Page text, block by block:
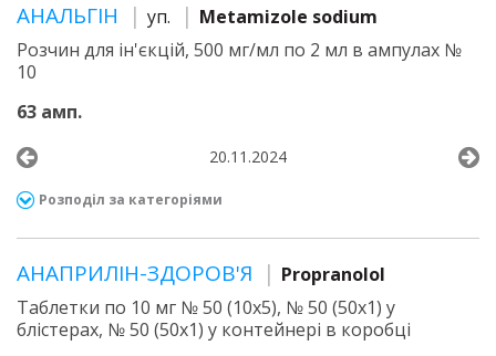
АНАЛЬГІН уп.
Metamizole sodium
Розчин для ін'єкцій, 500 мг/мл по 2 мл в ампулах №
10
63 амп.
20.11.2024
Розподіл за категоріями
АНАПРИЛІН-ЗДОРОВ'Я
Propranolol
Таблетки по 10 мг № 50 (10х5), № 50 (50х1) у
блістерах, № 50 (50х1) у контейнері в коробці